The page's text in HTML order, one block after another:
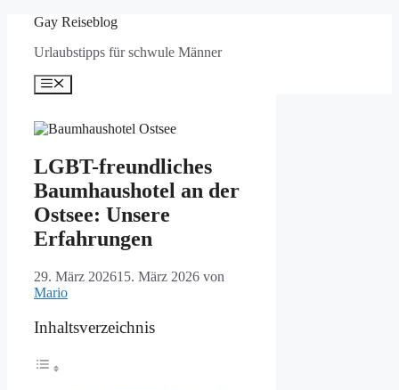
springen
Gay Reiseblog
Urlaubstipps für schwule Männer
Menü
LGBT-freundliches
Baumhaushotel an der
Ostsee: Unsere
Erfahrungen
29. März 202615. März 2026 von
Mario
Inhaltsverzeichnis